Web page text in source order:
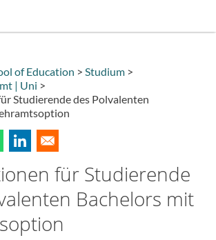
of Education
Studium
| Uni
Studierende des Polvalenten
für Studierende
Bachelors mit